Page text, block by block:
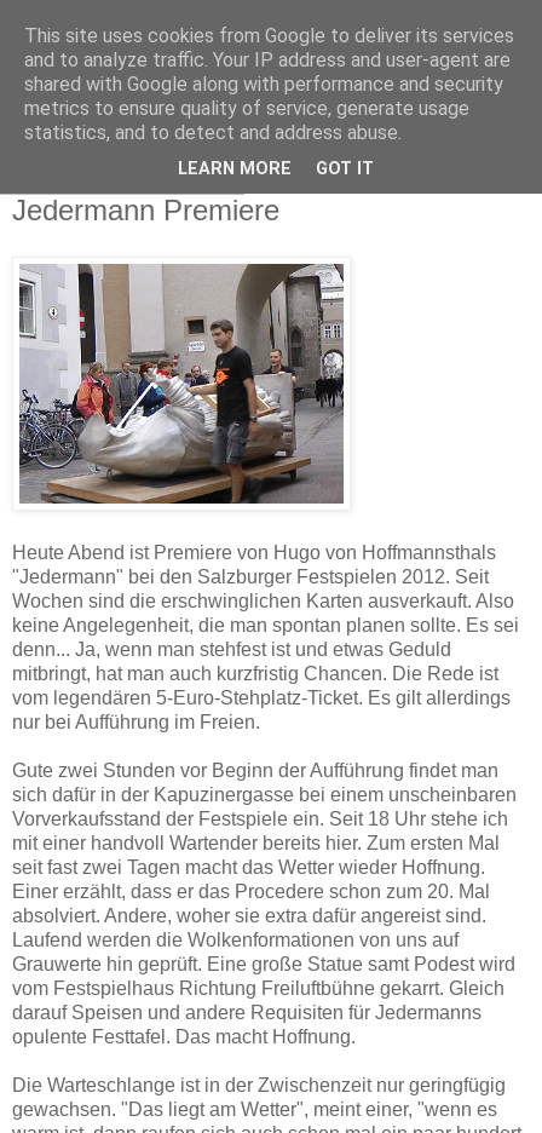
Jedermann Premiere
Heute Abend ist Premiere von Hugo von Hoffmannsthals
"Jedermann" bei den Salzburger Festspielen 2012. Seit
Wochen sind die erschwinglichen Karten ausverkauft. Also
keine Angelegenheit, die man spontan planen sollte. Es sei
denn... Ja, wenn man stehfest ist und etwas Geduld
mitbringt, hat man auch kurzfristig Chancen. Die Rede ist
vom legendären 5-Euro-Stehplatz-Ticket. Es gilt allerdings
nur bei Aufführung im Freien.
Gute zwei Stunden vor Beginn der Aufführung findet man
sich dafür in der Kapuzinergasse bei einem unscheinbaren
Vorverkaufsstand der Festspiele ein. Seit 18 Uhr stehe ich
mit einer handvoll Wartender bereits hier. Zum ersten Mal
seit fast zwei Tagen macht das Wetter wieder Hoffnung.
Einer erzählt, dass er das Procedere schon zum 20. Mal
absolviert. Andere, woher sie extra dafür angereist sind.
Laufend werden die Wolkenformationen von uns auf
Grauwerte hin geprüft. Eine große Statue samt Podest wird
vom Festspielhaus Richtung Freiluftbühne gekarrt. Gleich
darauf Speisen und andere Requisiten für Jedermanns
opulente Festtafel. Das macht Hoffnung.
Die Warteschlange ist in der Zwischenzeit nur geringfügig
gewachsen. "Das liegt am Wetter", meint einer, "wenn es
This site uses cookies from Google to deliver its services
and to analyze traffic. Your IP address and user-agent are
shared with Google along with performance and security
metrics to ensure quality of service, generate usage
statistics, and to detect and address abuse.
LEARN MORE GOT IT